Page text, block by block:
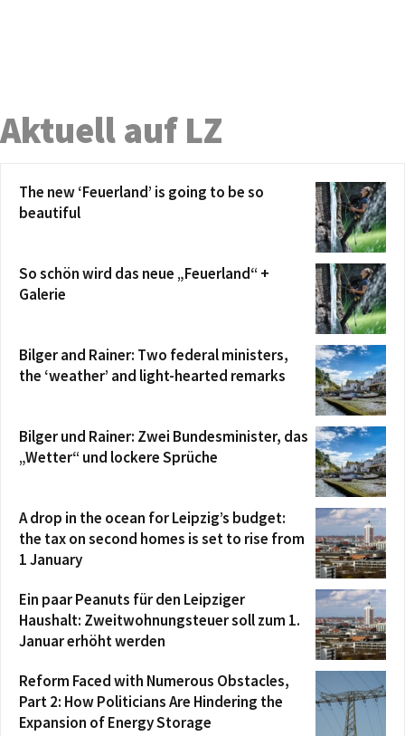
Aktuell auf LZ
The new ‘Feuerland’ is going to be so
beautiful
So schön wird das neue „Feuerland“ +
Galerie
Bilger and Rainer: Two federal ministers,
the ‘weather’ and light-hearted remarks
Bilger und Rainer: Zwei Bundesminister, das
„Wetter“ und lockere Sprüche
A drop in the ocean for Leipzig’s budget:
the tax on second homes is set to rise from
1 January
Ein paar Peanuts für den Leipziger
Haushalt: Zweitwohnungsteuer soll zum 1.
Januar erhöht werden
Reform Faced with Numerous Obstacles,
Part 2: How Politicians Are Hindering the
Expansion of Energy Storage